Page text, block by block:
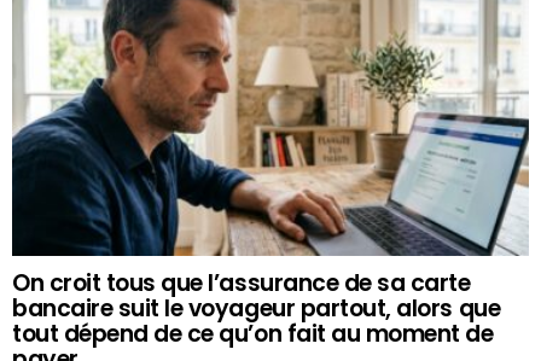
On croit tous que l’assurance de sa carte
bancaire suit le voyageur partout, alors que
tout dépend de ce qu’on fait au moment de